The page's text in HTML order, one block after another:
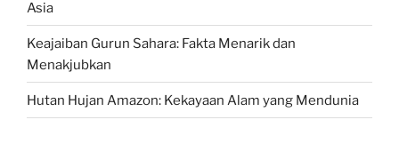
Asia
Keajaiban Gurun Sahara: Fakta Menarik dan
Menakjubkan
Hutan Hujan Amazon: Kekayaan Alam yang Mendunia